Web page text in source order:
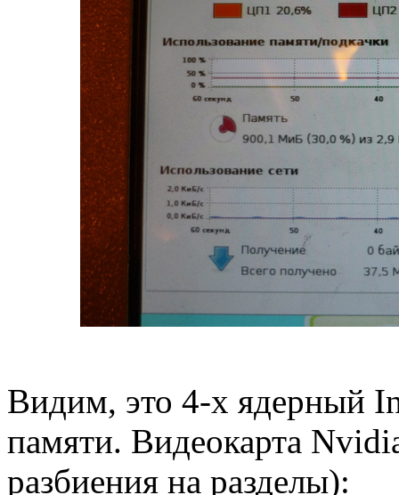
Видим, это 4-x ядерный
памяти. Видеокарта
разбиения на разделы):